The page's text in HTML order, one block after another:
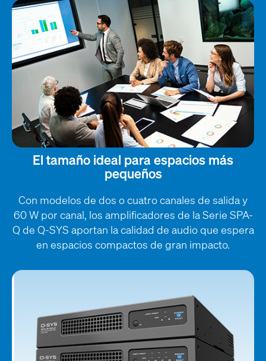
El tamaño ideal para espacios más
pequeños
Con modelos de dos o cuatro canales de salida y
60 W por canal, los amplificadores de la Serie SPA-
Q de Q-SYS aportan la calidad de audio que espera
en espacios compactos de gran impacto.